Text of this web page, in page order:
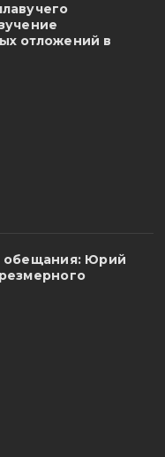
отложений в
обещания: Юрий